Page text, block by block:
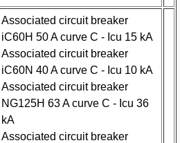
Associated circuit breaker
iC60H 50 A curve C - Icu 15 kA
Associated circuit breaker
iC60N 40 A curve C - Icu 10 kA
Associated circuit breaker
NG125H 63 A curve C - Icu 36
kA
Associated circuit breaker